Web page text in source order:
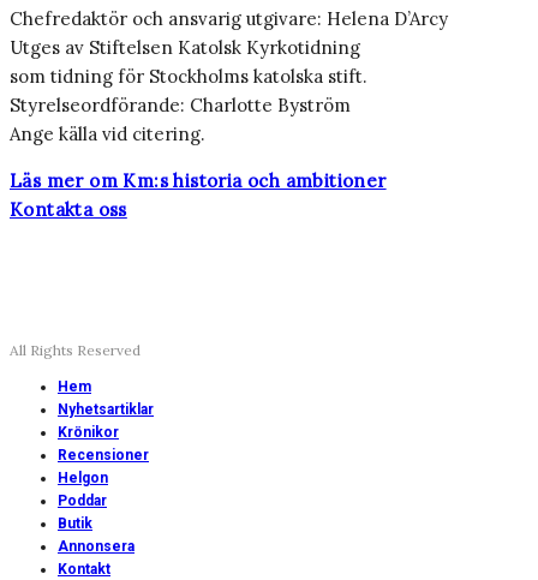
Chefredaktör och ansvarig utgivare: Helena D’Arcy
Utges av Stiftelsen Katolsk Kyrkotidning
som tidning för Stockholms katolska stift.
Styrelseordförande: Charlotte Byström
Ange källa vid citering.
Läs mer om Km:s historia och ambitioner
Kontakta oss
All Rights Reserved
Hem
Nyhetsartiklar
Krönikor
Recensioner
Helgon
Poddar
Butik
Annonsera
Kontakt